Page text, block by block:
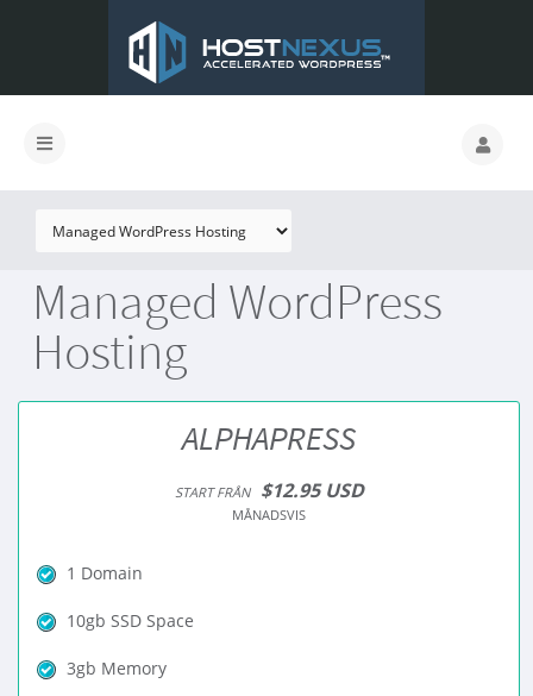
Managed WordPress
Hosting
ALPHAPRESS
START FRÅN $12.95 USD
MÅNADSVIS
1 Domain
10gb SSD Space
3gb Memory